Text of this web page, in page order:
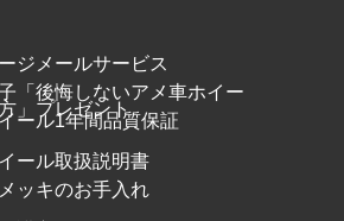
ジメールサービス
「後悔しないアメ車ホイー
」プレゼント
ール1年間品質保証
ール取扱説明書
ッキのお手入れ